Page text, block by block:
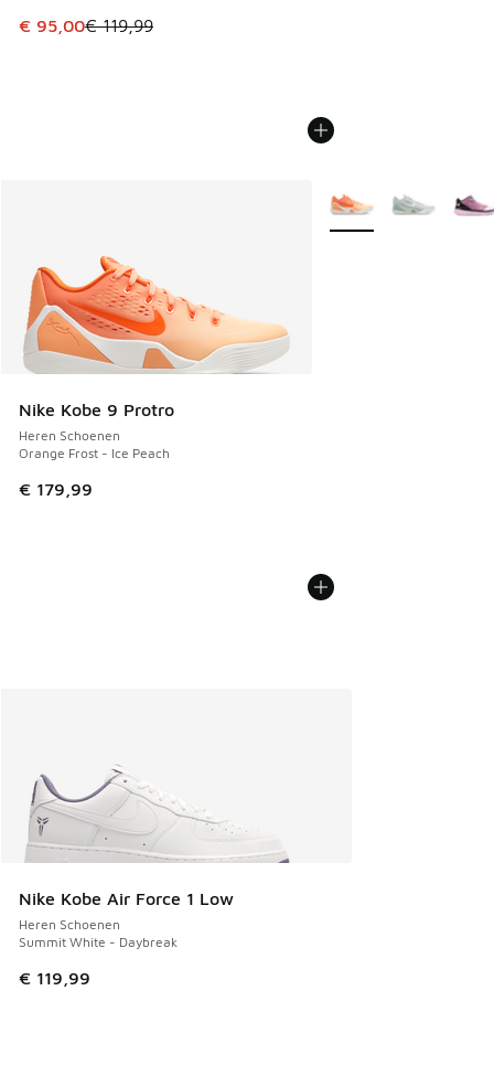
Dit artikel is in de uitverkoop. Dit artikel is in de
€ 95,00€ 119,99
Nike Kobe 9 Protro
Heren Schoenen
Orange Frost - Ice Peach
€ 179,99
Meer kleuren
Nike Kobe Air Force 1 Low
Heren Schoenen
Summit White - Daybreak
€ 119,99